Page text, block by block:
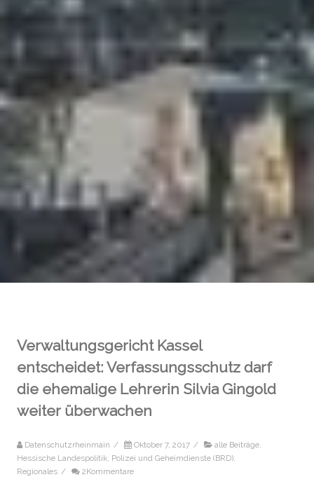
Verwaltungsgericht Kassel
entscheidet: Verfassungsschutz darf
die ehemalige Lehrerin Silvia Gingold
weiter überwachen
Datenschutzrheinmain / Oktober 7, 2017 / alle Beiträge
Hessische Landespolitik Polizei und Geheimdienste (BRD)
Regionales / 2Kommentare